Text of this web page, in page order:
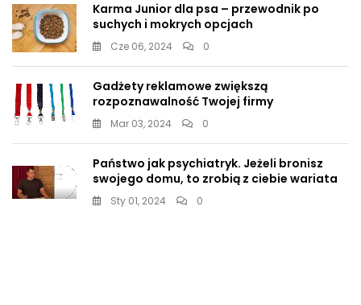
Karma Junior dla psa – przewodnik po
suchych i mokrych opcjach
Cze 06, 2024 0
Gadżety reklamowe zwiększą
rozpoznawalność Twojej firmy
Mar 03, 2024 0
Państwo jak psychiatryk. Jeżeli bronisz
swojego domu, to zrobią z ciebie wariata
Sty 01, 2024 0